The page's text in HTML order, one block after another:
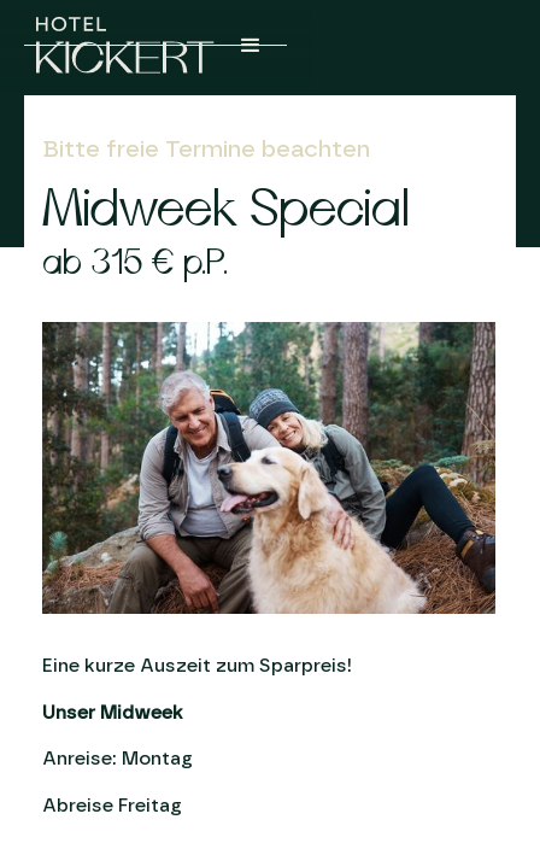
Bitte freie Termine beachten
Midweek Special
ab 315 € p.P.
Eine kurze Auszeit zum Sparpreis!
Unser Midweek
Anreise: Montag
Abreise Freitag